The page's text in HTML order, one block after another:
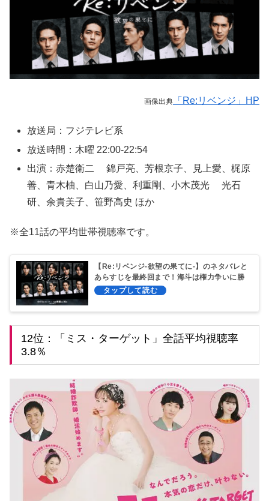
画像出典 「Re:リベンジ」HP
放送局：フジテレビ系
放送時間：木曜 22:00-22:54
出演：赤楚衛二 錦戸亮、芳根京子、見上愛、梶原
善、青木柚、白山乃愛、利重剛、小木茂光 光石
研、余貴美子、笹野高史 ほか
※全11話の平均世帯視聴率です。
【Re:リベンジ-欲望の果てに-】のネタバレと
あらすじを最終回まで！海斗は権力争いに勝
てる？
12位：「ミス・ターゲット」全話平均視聴率
3.8％